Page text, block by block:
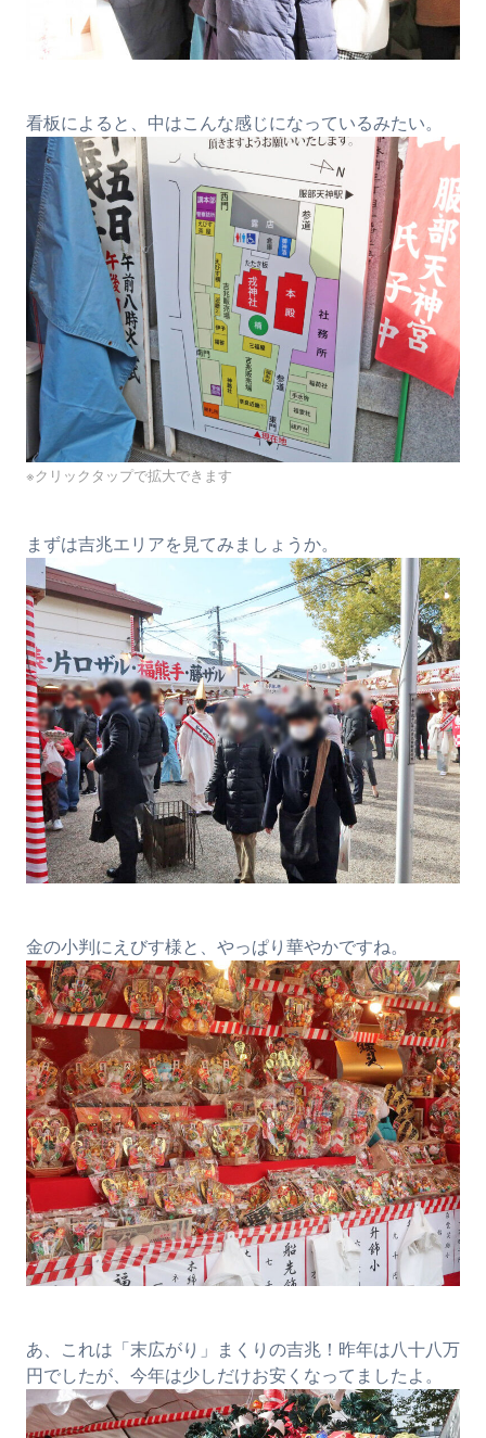
看板によると、中はこんな感じになっているみたい。
※クリックタップで拡大できます
まずは吉兆エリアを見てみましょうか。
金の小判にえびす様と、やっぱり華やかですね。
あ、これは「末広がり」まくりの吉兆！昨年は八十八万
円でしたが、今年は少しだけお安くなってましたよ。